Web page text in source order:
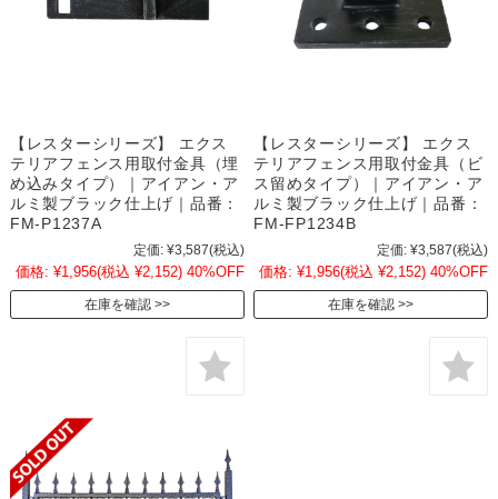
【レスターシリーズ】 エクス
テリアフェンス用取付金具（埋
め込みタイプ）｜アイアン・ア
ルミ製ブラック仕上げ｜品番：
FM-P1237A
定価: ¥3,587(税込)
価格: ¥1,956(税込 ¥2,152) 40%OFF
在庫を確認
【レスターシリーズ】 エクス
テリアフェンス用取付金具（ビ
ス留めタイプ）｜アイアン・ア
ルミ製ブラック仕上げ｜品番：
FM-FP1234B
定価: ¥3,587(税込)
価格: ¥1,956(税込 ¥2,152) 40%OFF
在庫を確認